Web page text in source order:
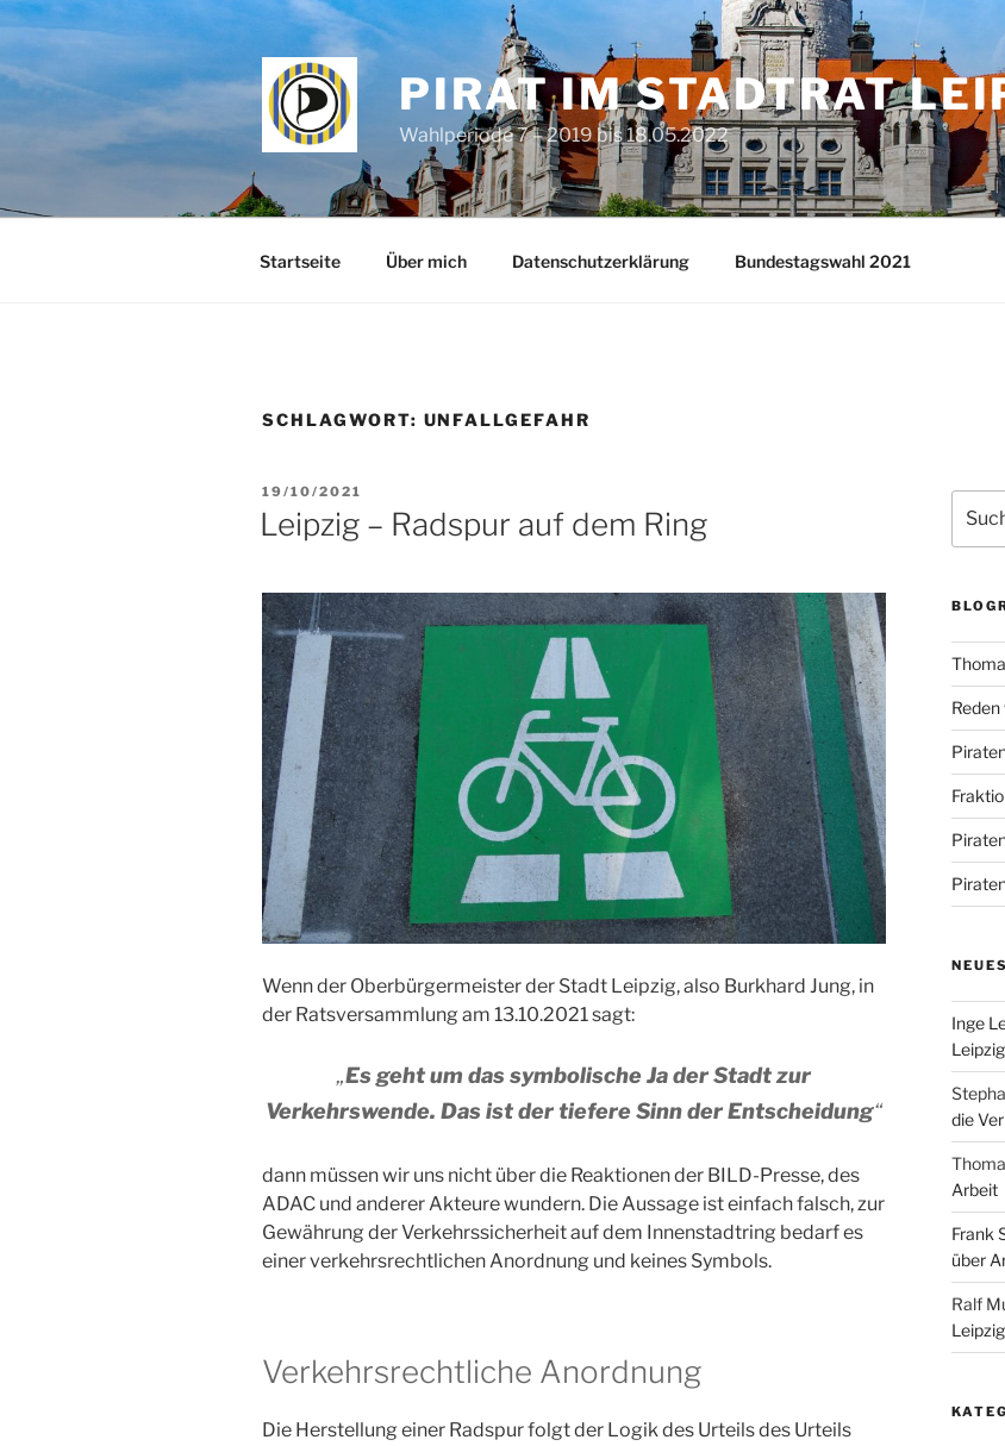
Zum
springen
PIRAT IM STADTRAT
Wahlperiode 7 – 2019 bis 18.05.2022
Startseite Über mich Datenschutzerklärung Bundestagswahl 2021
SCHLAGWORT: UNFALLGEFAHR
VERÖFFENTLICHT
AM
19/10/2021
Leipzig – Radspur auf dem Ring
Wenn der Oberbürgermeister der Stadt Leipzig, also Burkhard Jung, in
der Ratsversammlung am 13.10.2021 sagt:
„Es geht um das symbolische Ja der Stadt zur
Verkehrswende. Das ist der tiefere Sinn der Entscheidung“
dann müssen wir uns nicht über die Reaktionen der BILD-Presse, des
ADAC und anderer Akteure wundern. Die Aussage ist einfach falsch, zur
Gewährung der Verkehrssicherheit auf dem Innenstadtring bedarf es
einer verkehrsrechtlichen Anordnung und keines Symbols.
Verkehrsrechtliche Anordnung
Die Herstellung einer Radspur folgt der Logik des Urteils des Urteils
nach:
Inge
Leipzig
die
Arbeit
Frank
über
Ralf
Leipzig